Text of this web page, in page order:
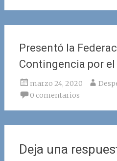
Presentó la
Contingencia por el
marzo 24, 2020
0 comentarios
Deja una